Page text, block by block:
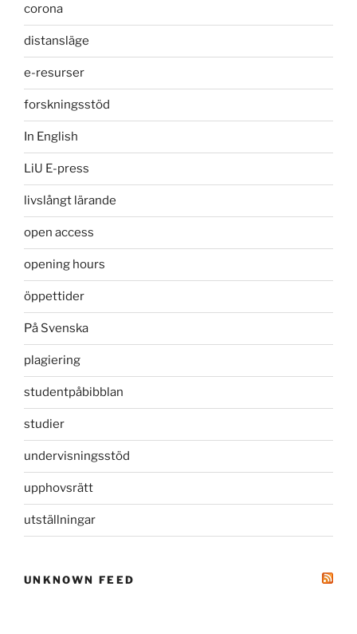
corona
distansläge
e-resurser
forskningsstöd
In English
LiU E-press
livslångt lärande
open access
opening hours
öppettider
På Svenska
plagiering
studentpåbibblan
studier
undervisningsstöd
upphovsrätt
utställningar
UNKNOWN FEED